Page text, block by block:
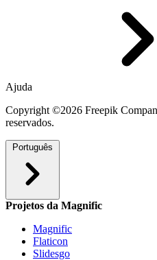
Ajuda
Copyright ©2026 Freepik
reservados.
Português
Projetos da Magnific
Magnific
Flaticon
Slidesgo